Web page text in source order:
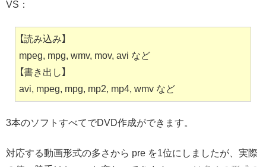
VS：
【読み込み】
mpeg, mpg, wmv, mov, avi など
【書き出し】
avi, mpeg, mpg, mp2, mp4, wmv など
3本のソフトすべてでDVD作成ができます。
対応する動画形式の多さから pre を1位にしましたが、実際